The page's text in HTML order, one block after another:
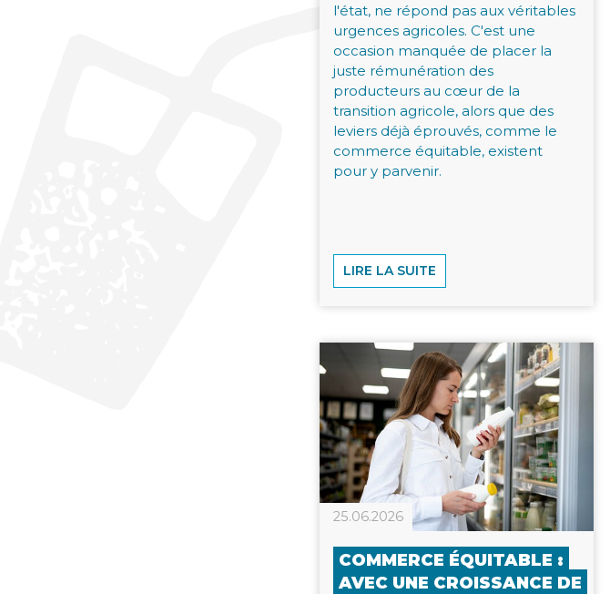
l'état, ne répond pas aux véritables
urgences agricoles. C'est une
occasion manquée de placer la
juste rémunération des
producteurs au cœur de la
transition agricole, alors que des
leviers déjà éprouvés, comme le
commerce équitable, existent
pour y parvenir.
LIRE LA SUITE
25.06.2026
COMMERCE ÉQUITABLE :
AVEC UNE CROISSANCE DE